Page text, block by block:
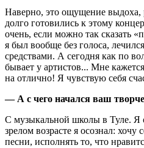
Наверно, это ощущение выдоха,
долго готовились к этому
очень, если можно так сказать
я был вообще без голоса,
средствами. А сегодня как по
бывает у артистов... Мне
на отлично! Я чувствую себя
— А с чего начался ваш
С музыкальной школы в Туле. Я
зрелом возрасте я осознал: хочу
песни, исполнять то, что